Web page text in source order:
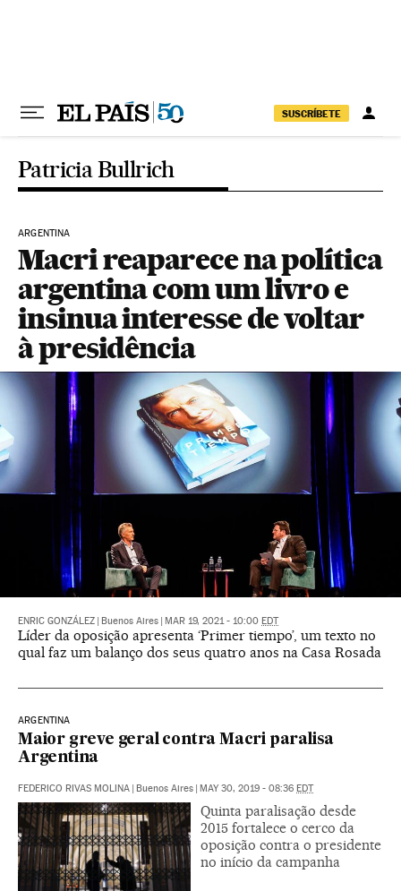
SUSCRÍBETE
Patricia Bullrich
ARGENTINA
Macri reaparece na política
argentina com um livro e
insinua interesse de voltar
à presidência
ENRIC GONZÁLEZ Buenos Aires MAR 19, 2021 - 10:00 EDT
Líder da oposição apresenta ‘Primer tiempo’, um texto no
qual faz um balanço dos seus quatro anos na Casa Rosada
ARGENTINA
Maior greve geral contra Macri paralisa
Argentina
FEDERICO RIVAS MOLINA Buenos Aires MAY 30, 2019 - 08:36 EDT
Quinta paralisação desde
2015 fortalece o cerco da
oposição contra o presidente
no início da campanha